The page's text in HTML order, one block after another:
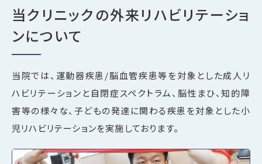
当クリニックの外来リハビリテーショ
ンについて
当院では、運動器疾患/脳血管疾患等を対象とした成人リ
ハビリテーションと自閉症スペクトラム、脳性まひ、知的障
害等の様々な、子どもの発達に関わる疾患を対象とした小
児リハビリテーションを実施しております。